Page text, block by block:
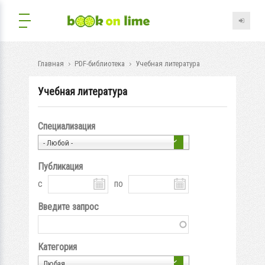
Главная PDF-библиотека Учебная литература
Учебная литература
Специализация
- Любой -
Публикация
с
по
Введите запрос
Категория